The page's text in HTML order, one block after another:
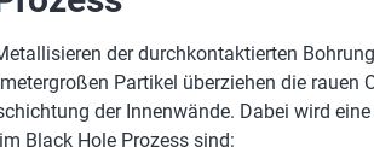
der durchkontaktierten
Partikel überziehen die
der Innenwände. Dabei wird
Black Hole Prozess sind: